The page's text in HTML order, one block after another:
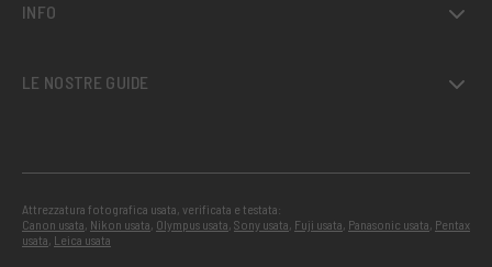
INFO
LE NOSTRE GUIDE
Attrezzatura fotografica usata, verificata e testata:
Canon usata, Nikon usata, Olympus usata, Sony usata, Fuji usata, Panasonic usata, Pentax
usata, Leica usata